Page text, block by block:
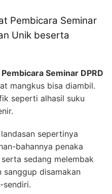
Pembicara Seminar
Unik beserta
Seminar DPRD
mangkus bisa diambil.
seperti alhasil suku
sepertinya
bahannya penaka
sedang melembak
sanggup disamakan
sendiri.